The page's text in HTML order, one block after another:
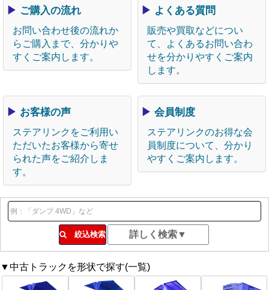
▶ ご購入の流れ
お問い合わせ後の流れか
らご購入まで、分かりや
すくご案内します。
▶ よくある質問
販売や買取などについ
て、よくあるお問い合わ
せを分かりやすくご案内
します。
▶ お客様の声
ステアリンクをご利用い
ただいたお客様から寄せ
られた声をご紹介しま
す。
▶ 会員制度
ステアリンクのお得な会
員制度について、分かり
やすくご案内します。
絞込検索
▼中古トラックを形状で探す(一覧)